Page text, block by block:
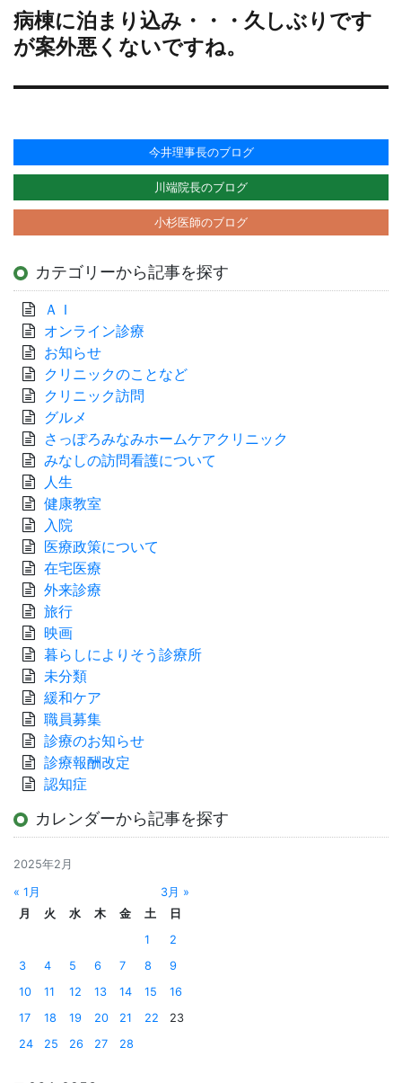
次
の
投
稿:
病棟に泊まり込み・・・久しぶりです
が案外悪くないですね。
今井理事長のブログ
川端院長のブログ
小杉医師のブログ
カテゴリーから記事を探す
ＡＩ
オンライン診療
お知らせ
クリニックのことなど
クリニック訪問
グルメ
さっぽろみなみホームケアクリニック
みなしの訪問看護について
人生
健康教室
入院
医療政策について
在宅医療
外来診療
旅行
映画
暮らしによりそう診療所
未分類
緩和ケア
職員募集
診療のお知らせ
診療報酬改定
認知症
カレンダーから記事を探す
2025年2月
« 1月
3月 »
月
火 水 木 金 土
日
1
2
3
4 5 6 7 8
9
10
11 12 13 14 15
16
17
18 19 20 21 22
23
24
25 26 27 28